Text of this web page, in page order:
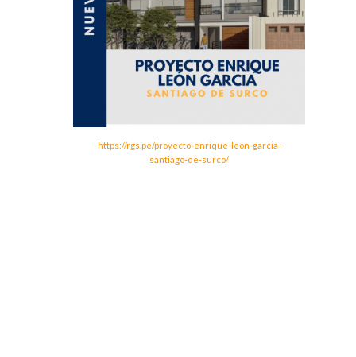
https://rgs.pe/proyecto-enrique-leon-garcia-
santiago-de-surco/